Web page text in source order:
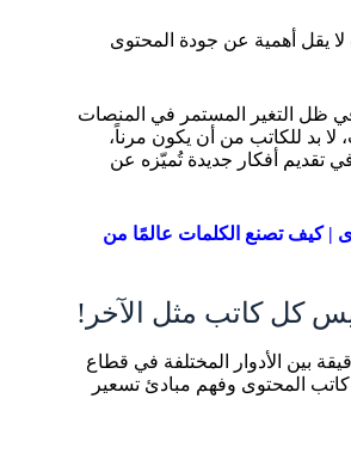
لا يقل أهمية عن جودة المحتوى
ظل التغير المستمر في المنصات
لا بد للكاتب من أن يكون مرناً،
تقديم أفكار جديدة تُميّزه عن
| كيف تصنع الكلمات عالمًا من
كل كاتب مثل الآخر!
بين الأدوار المختلفة في قطاع
المحتوى وفهم مبادئ تسعير